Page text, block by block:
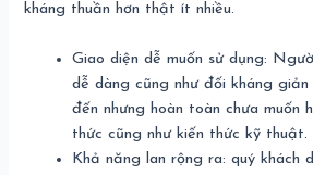
kháng thuần hơn thật ít nhiều.
Giao diện dễ muốn sử dụng:
dễ dàng cũng như đối kháng giản
đến nhưng hoàn toàn chưa muốn
thức cũng như kiến thức kỹ thuật.
Khả năng lan rộng ra: quý khách